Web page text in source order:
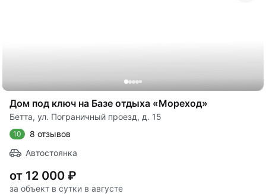
Дом под ключ на Базе отдыха «Мореход»
Бетта, ул. Пограничный проезд, д. 15
10
8 отзывов
Автостоянка
от 12 000 ₽
за объект в сутки в августе